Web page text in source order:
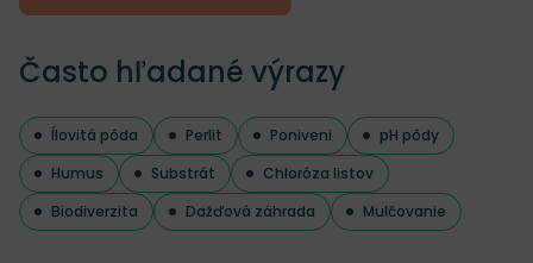
Často hľadané výrazy
Ílovitá pôda Perlit Poniveni
pH pôdy
Humus
Substrát
Chloróza listov
Biodiverzita
Dažďová záhrada Mulčovanie